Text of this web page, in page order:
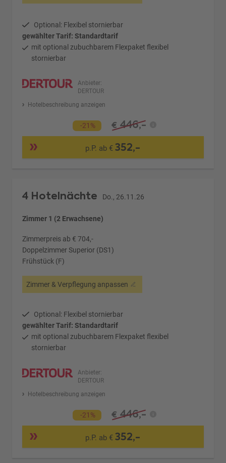
Optional: Flexibel stornierbar
gewählter Tarif: Standardtarif
mit optional zubuchbarem Flexpaket flexibel
stornierbar
Anbieter:
DERTOUR
Hotelbeschreibung anzeigen
-21% € 446,-
p.P. ab €352,-
4 Hotelnächte Do., 26.11.26
Zimmer 1 (2 Erwachsene)
Zimmerpreis ab € 704,-
Doppelzimmer Superior (DS1)
Frühstück (F)
Zimmer & Verpflegung anpassen
Optional: Flexibel stornierbar
gewählter Tarif: Standardtarif
mit optional zubuchbarem Flexpaket flexibel
stornierbar
Anbieter:
DERTOUR
Hotelbeschreibung anzeigen
-21% € 446,-
p.P. ab €352,-